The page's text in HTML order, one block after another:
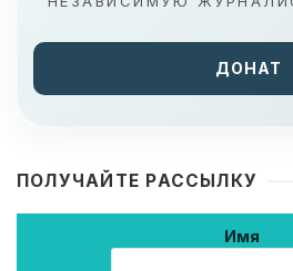
ДОНАТ
ПОЛУЧАЙТЕ РАССЫЛКУ
Имя